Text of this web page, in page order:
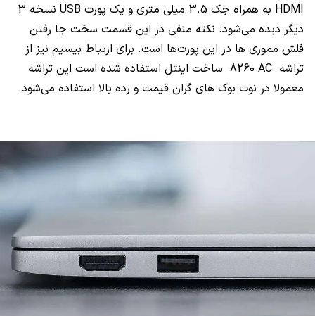
HDMI به همراه جک 3.5 میلی متری و یک پورت USB
نسخه 3
دیگر دیده می‌شود. نکته منفی در این قسمت سخت جا رفتن
فلش مموری ها در این پورت‌ها است. برای ارتباط بیسیم نیز از
تراشه 8260 AC ساخت اینتل استفاده شده است این تراشه
معمولا در نوت بوک های گران قیمت و رده بالا استفاده می‌شود.